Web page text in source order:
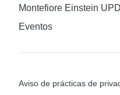
Montefiore Einstein
Eventos
Aviso de prácticas de